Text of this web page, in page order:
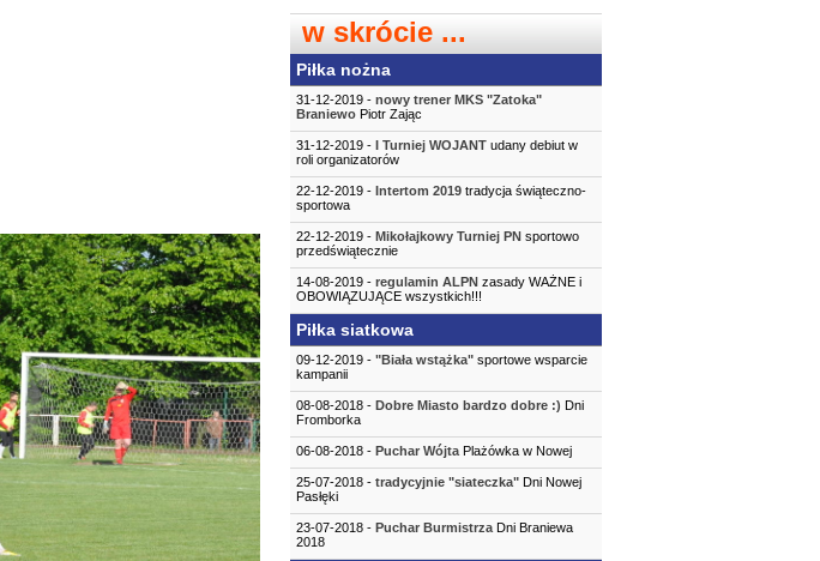
w skrócie ...
Piłka nożna
31-12-2019 - nowy trener MKS "Zatoka"
Braniewo Piotr Zając
31-12-2019 - I Turniej WOJANT udany debiut w
roli organizatorów
22-12-2019 - Intertom 2019 tradycja świąteczno-
sportowa
22-12-2019 - Mikołajkowy Turniej PN sportowo
przedświątecznie
14-08-2019 - regulamin ALPN zasady WAŻNE i
OBOWIĄZUJĄCE wszystkich!!!
Piłka siatkowa
09-12-2019 - "Biała wstążka" sportowe wsparcie
kampanii
08-08-2018 - Dobre Miasto bardzo dobre :) Dni
Fromborka
06-08-2018 - Puchar Wójta Plażówka w Nowej
25-07-2018 - tradycyjnie "siateczka" Dni Nowej
Pasłęki
23-07-2018 - Puchar Burmistrza Dni Braniewa
2018